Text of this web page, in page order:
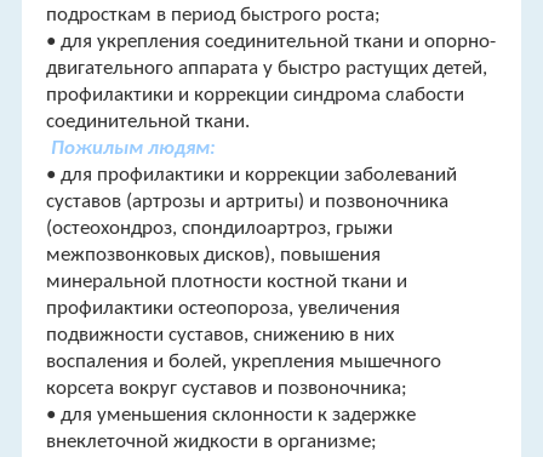
подросткам в период быстрого роста;
• для укрепления соединительной ткани и опорно-
двигательного аппарата у быстро растущих детей,
профилактики и коррекции синдрома слабости
соединительной ткани.
Пожилым людям:
• для профилактики и коррекции заболеваний
суставов (артрозы и артриты) и позвоночника
(остеохондроз, спондилоартроз, грыжи
межпозвонковых дисков), повышения
минеральной плотности костной ткани и
профилактики остеопороза, увеличения
подвижности суставов, снижению в них
воспаления и болей, укрепления мышечного
корсета вокруг суставов и позвоночника;
• для уменьшения склонности к задержке
внеклеточной жидкости в организме;